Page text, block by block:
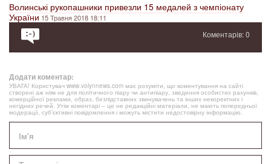
Волинські рукопашники привезли 15 медалей з чемпіонату
України 15 Травня 2018 18:11
Коментарів: 0
Додати коментар:
УВАГА! Користувач www.volynnews.com має розуміти, що коментування на сайті
створені аж ніяк не для політичного піару чи антипіару, зведення особистих рахунків,
комерційної реклами, образ, безпідставних звинувачень та інших некоректних і
негідних речей. Утім коментарі – це не редакційні матеріали, не мають попередньої
модерації, суб’єктивні повідомлення і можуть містити недостовірну інформацію.